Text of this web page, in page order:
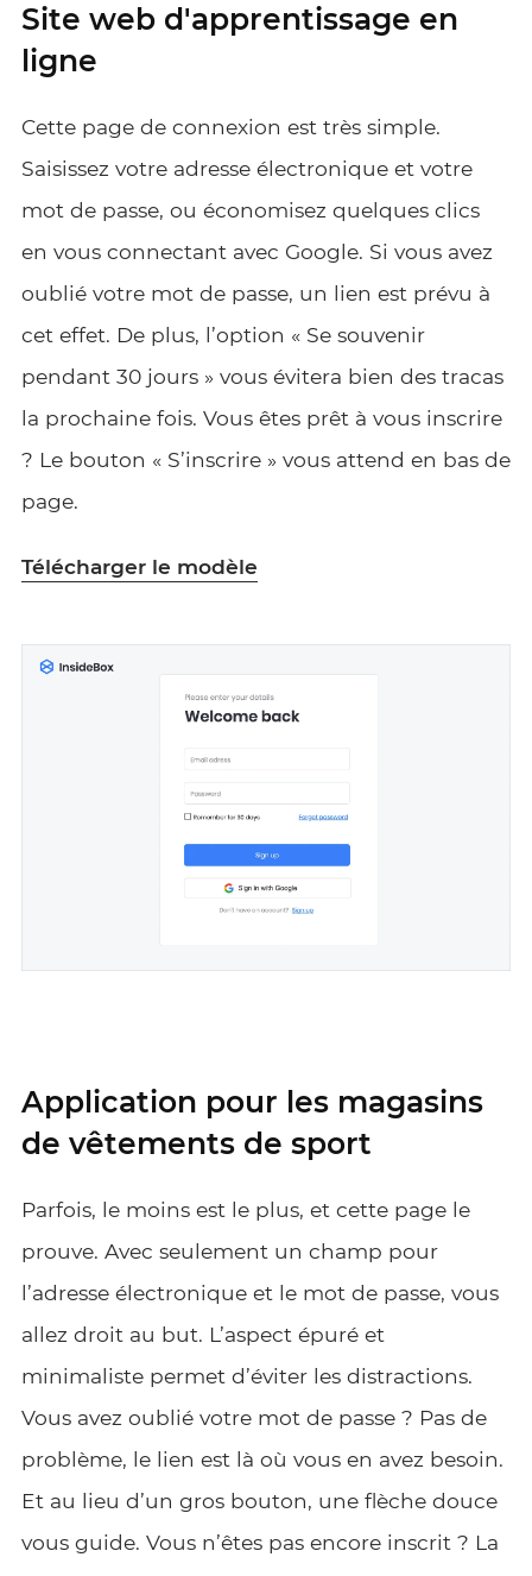
Site web d'apprentissage en
ligne
Cette page de connexion est très simple.
Saisissez votre adresse électronique et votre
mot de passe, ou économisez quelques clics
en vous connectant avec Google. Si vous avez
oublié votre mot de passe, un lien est prévu à
cet effet. De plus, l’option « Se souvenir
pendant 30 jours » vous évitera bien des tracas
la prochaine fois. Vous êtes prêt à vous inscrire
? Le bouton « S’inscrire » vous attend en bas de
page.
Télécharger le modèle
Application pour les magasins
de vêtements de sport
Parfois, le moins est le plus, et cette page le
prouve. Avec seulement un champ pour
l’adresse électronique et le mot de passe, vous
allez droit au but. L’aspect épuré et
minimaliste permet d’éviter les distractions.
Vous avez oublié votre mot de passe ? Pas de
problème, le lien est là où vous en avez besoin.
Et au lieu d’un gros bouton, une flèche douce
vous guide. Vous n’êtes pas encore inscrit ? La